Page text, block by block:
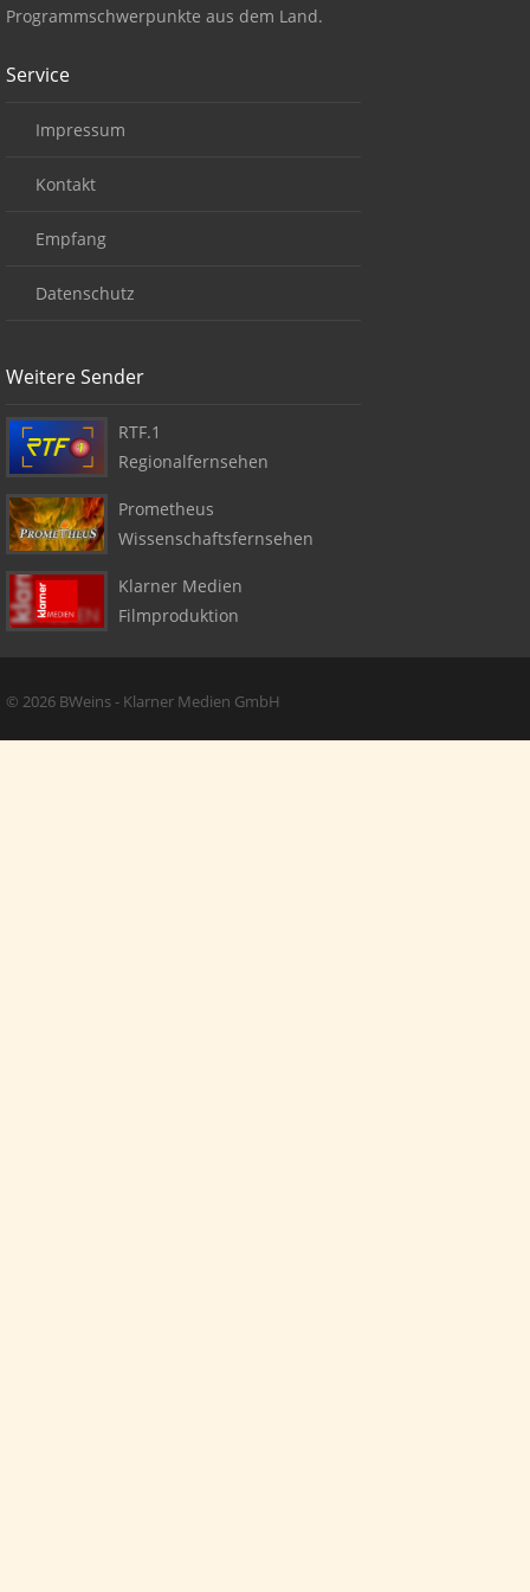
© 2026 BWeins - Klarner Medien GmbH
Programmschwerpunkte aus dem Land.
Service
Impressum
Kontakt
Empfang
Datenschutz
Weitere Sender
RTF.1
Regionalfernsehen
Prometheus
Wissenschaftsfernsehen
Klarner Medien
Filmproduktion